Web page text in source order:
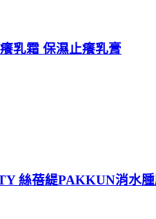
乳霜 保濕止癢乳膏
絲蓓緹PAKKUN消水